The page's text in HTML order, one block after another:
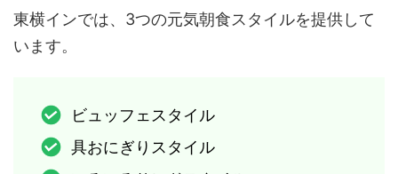
東横インでは、3つの元気朝食スタイルを提供して
います。
ビュッフェスタイル
具おにぎりスタイル